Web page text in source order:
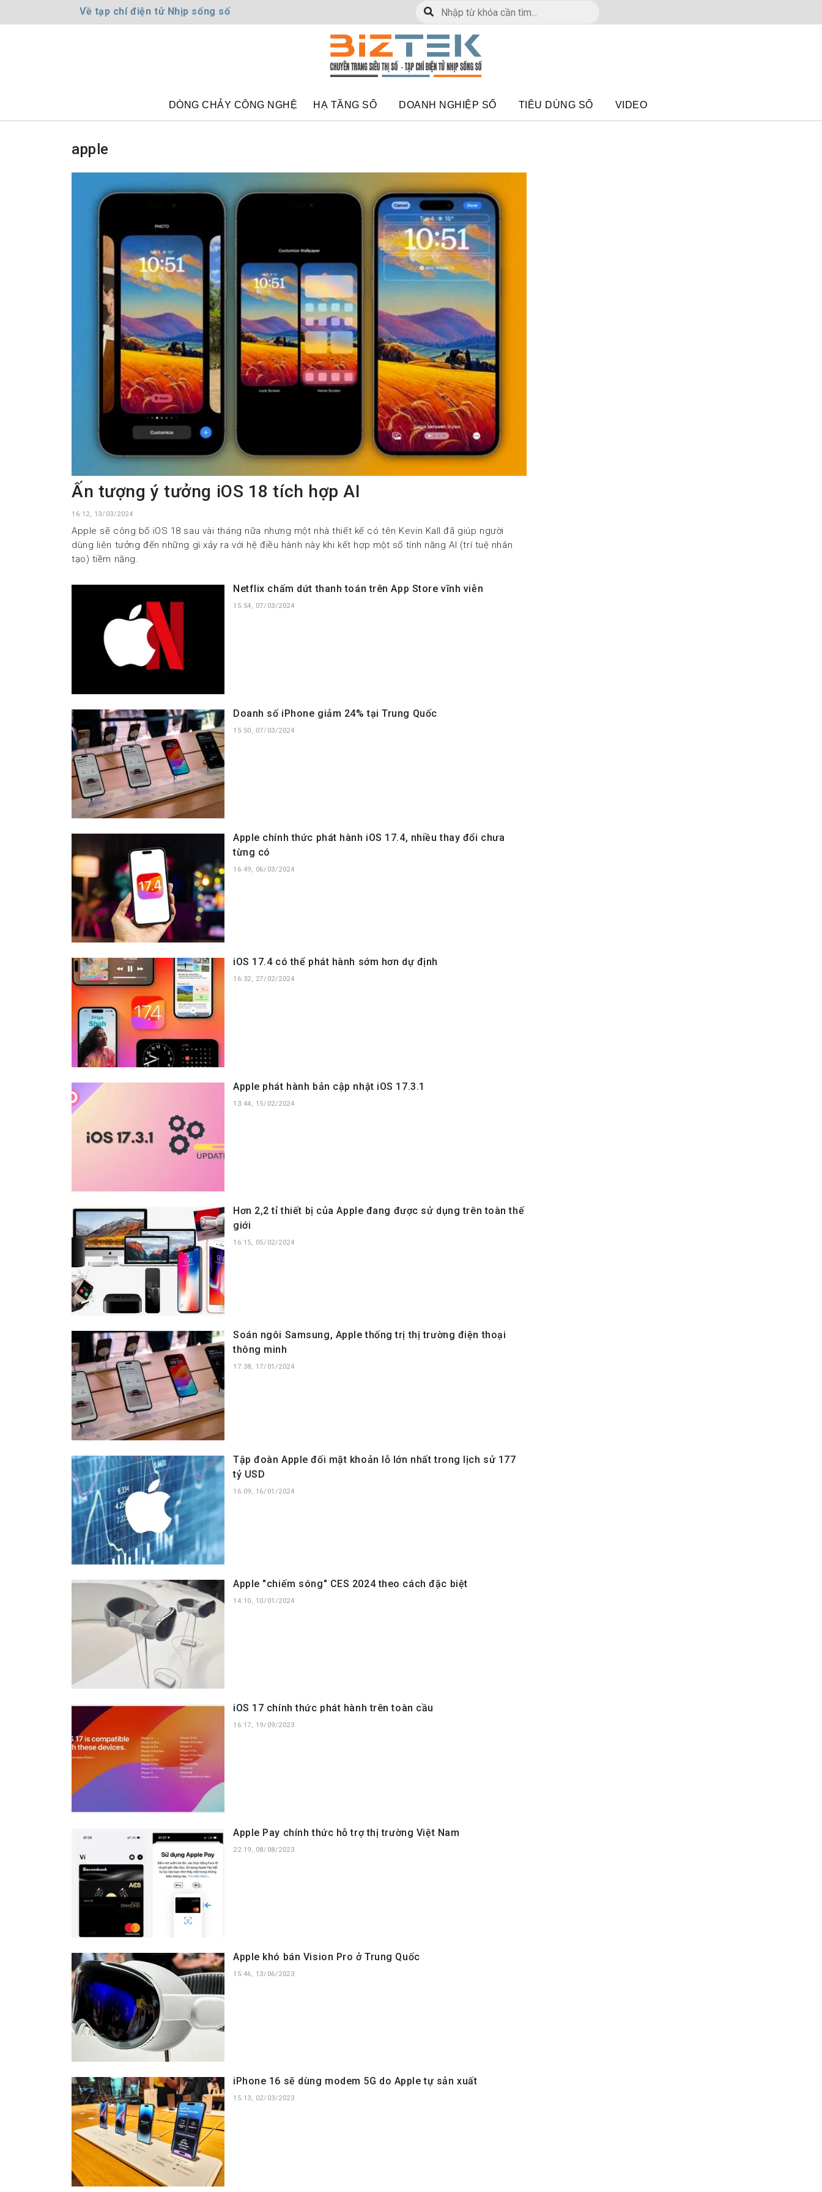
Về tạp chí điện tử Nhịp sống số
DÒNG CHẢY CÔNG NGHỆ HẠ TẦNG SỐ DOANH NGHIỆP SỐ TIÊU DÙNG SỐ VIDEO
apple
Ấn tượng ý tưởng iOS 18 tích hợp AI
16:12, 13/03/2024
Apple sẽ công bố iOS 18 sau vài tháng nữa nhưng một nhà thiết kế có tên Kevin Kall đã giúp người
dùng liên tưởng đến những gì xảy ra với hệ điều hành này khi kết hợp một số tính năng AI (trí tuệ nhân
tạo) tiềm năng.
Netflix chấm dứt thanh toán trên App Store vĩnh viễn
15:54, 07/03/2024
Doanh số iPhone giảm 24% tại Trung Quốc
15:50, 07/03/2024
Apple chính thức phát hành iOS 17.4, nhiều thay đổi chưa
từng có
16:49, 06/03/2024
iOS 17.4 có thể phát hành sớm hơn dự định
16:32, 27/02/2024
Apple phát hành bản cập nhật iOS 17.3.1
13:44, 15/02/2024
Hơn 2,2 tỉ thiết bị của Apple đang được sử dụng trên toàn thế
giới
16:15, 05/02/2024
Soán ngôi Samsung, Apple thống trị thị trường điện thoại
thông minh
17:38, 17/01/2024
Tập đoàn Apple đối mặt khoản lỗ lớn nhất trong lịch sử 177
tỷ USD
16:09, 16/01/2024
Apple "chiếm sóng" CES 2024 theo cách đặc biệt
14:10, 10/01/2024
iOS 17 chính thức phát hành trên toàn cầu
16:17, 19/09/2023
Apple Pay chính thức hỗ trợ thị trường Việt Nam
22:19, 08/08/2023
Apple khó bán Vision Pro ở Trung Quốc
15:46, 13/06/2023
iPhone 16 sẽ dùng modem 5G do Apple tự sản xuất
15:13, 02/03/2023